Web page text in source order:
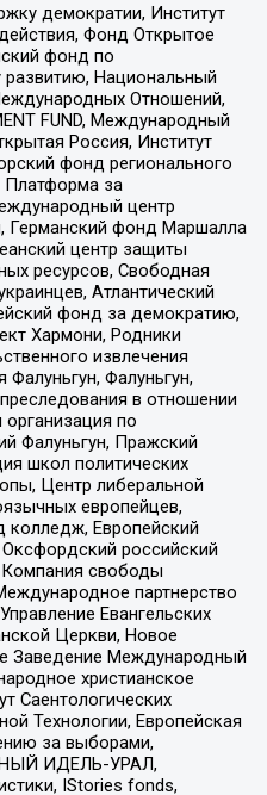
демократии, Институт
Фонд Открытое
фонд по
Национальный
Отношений,
FUND, Международный
Россия, Институт
фонд регионального
Платформа за
центр
Германский фонд Маршалла
центр защиты
ресурсов, Свободная
Атлантический
фонд за демократию,
Хармони, Родники
извлечения
Фалуньгун,
в отношении
организация по
Фалуньгун, Пражский
школ политических
Центр либеральной
европейцев,
колледж, Европейский
российский
свободы
партнерство
Евангельских
Церкви, Новое
Заведение Международный
христианское
Саентологических
Технологии, Европейская
за выборами,
ИДЕЛЬ-УРАЛ,
IStories fonds,